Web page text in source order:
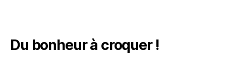
Du bonheur à croquer !